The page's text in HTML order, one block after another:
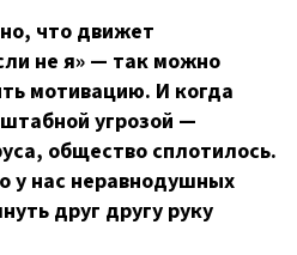
что движет
не я» — так можно
мотивацию. И когда
угрозой —
общество сплотилось.
у нас неравнодушных
друг другу руку